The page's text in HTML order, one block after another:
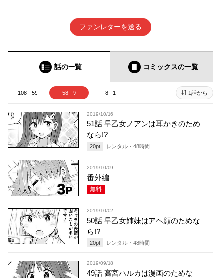
ファンレターを送る
話の一覧 コミックスの一覧
108 - 59 58 - 9 8 - 1 1話から
2019/10/16
51話 早乙女ノアンは耳かきのため
なら!?
20pt レンタル・ 48時間
2019/10/09
番外編
無料
2019/10/02
50話 早乙女姉妹はアヘ顔のためな
ら!?
20pt レンタル・ 48時間
2019/09/18
49話 高宮ハルカは漫画のためな